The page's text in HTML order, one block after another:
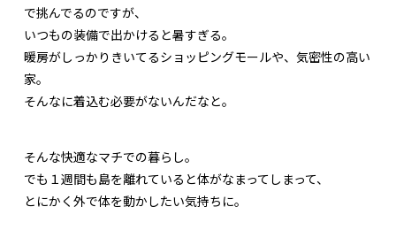
で挑んでるのですが、
いつもの装備で出かけると暑すぎる。
暖房がしっかりきいてるショッピングモールや、気密性の高い
家。
そんなに着込む必要がないんだなと。
そんな快適なマチでの暮らし。
でも１週間も島を離れていると体がなまってしまって、
とにかく外で体を動かしたい気持ちに。